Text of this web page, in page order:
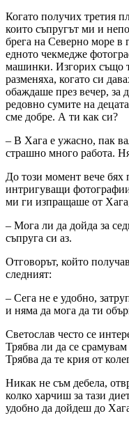
Когато получих третия
които съпругът ми и
брега на Северно море в
едното чекмедже
машинки. Изгорих също
разменяха, когато си
обаждаше през вечер, за
редовно сумите на
сме добре. А ти как си?
– В Хага е ужасно, пак
страшно много работа.
До този момент вече бях
интригуващи
ми ги изпращаше от
– Мога ли да дойда за
съпруга си аз.
Отговорът, който
следният:
– Сега не е удобно,
и няма да мога да ти
Светослав често се
Трябва ли да се
Трябва да те крия от
Никак не съм дебела,
колко харчиш за тази
удобно да дойдеш до